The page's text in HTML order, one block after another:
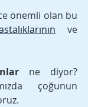
önemli olan bu
ve
ne diyor?
çoğunun